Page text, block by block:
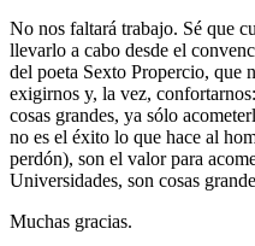
No nos faltará trabajo. Sé que
llevarlo a cabo desde el
del poeta Sexto Propercio, que
exigirnos y, la vez, confortarnos:
cosas grandes, ya sólo
no es el éxito lo que hace al
perdón), son el valor para
Universidades, son cosas
Muchas gracias.